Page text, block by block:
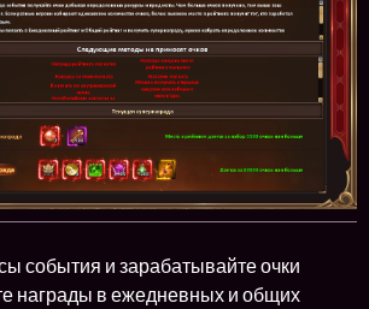
события и зарабатывайте очки
награды в ежедневных и общих